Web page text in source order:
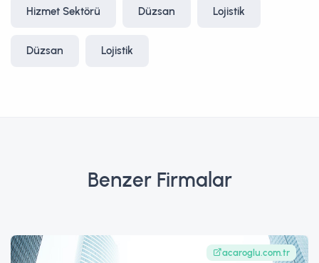
Hizmet Sektörü Düzsan Lojistik
Düzsan Lojistik
Benzer Firmalar
acaroglu.com.tr